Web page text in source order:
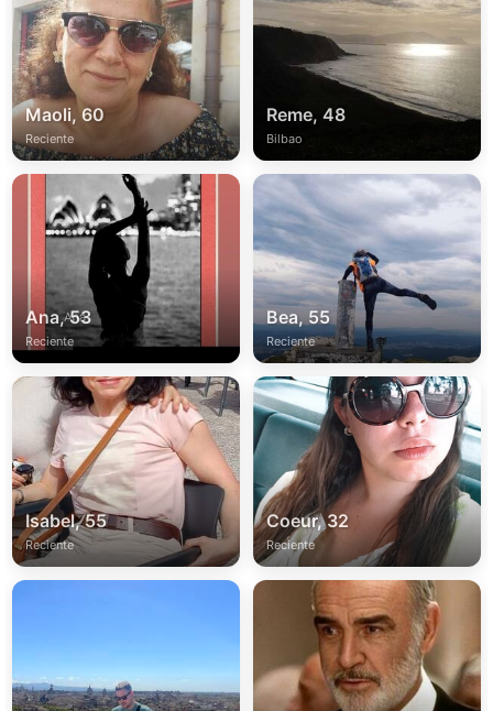
Maoli, 60
Reciente
Reme, 48
Bilbao
Ana, 53
Reciente
Bea, 55
Reciente
Isabel, 55
Reciente
Coeur, 32
Reciente